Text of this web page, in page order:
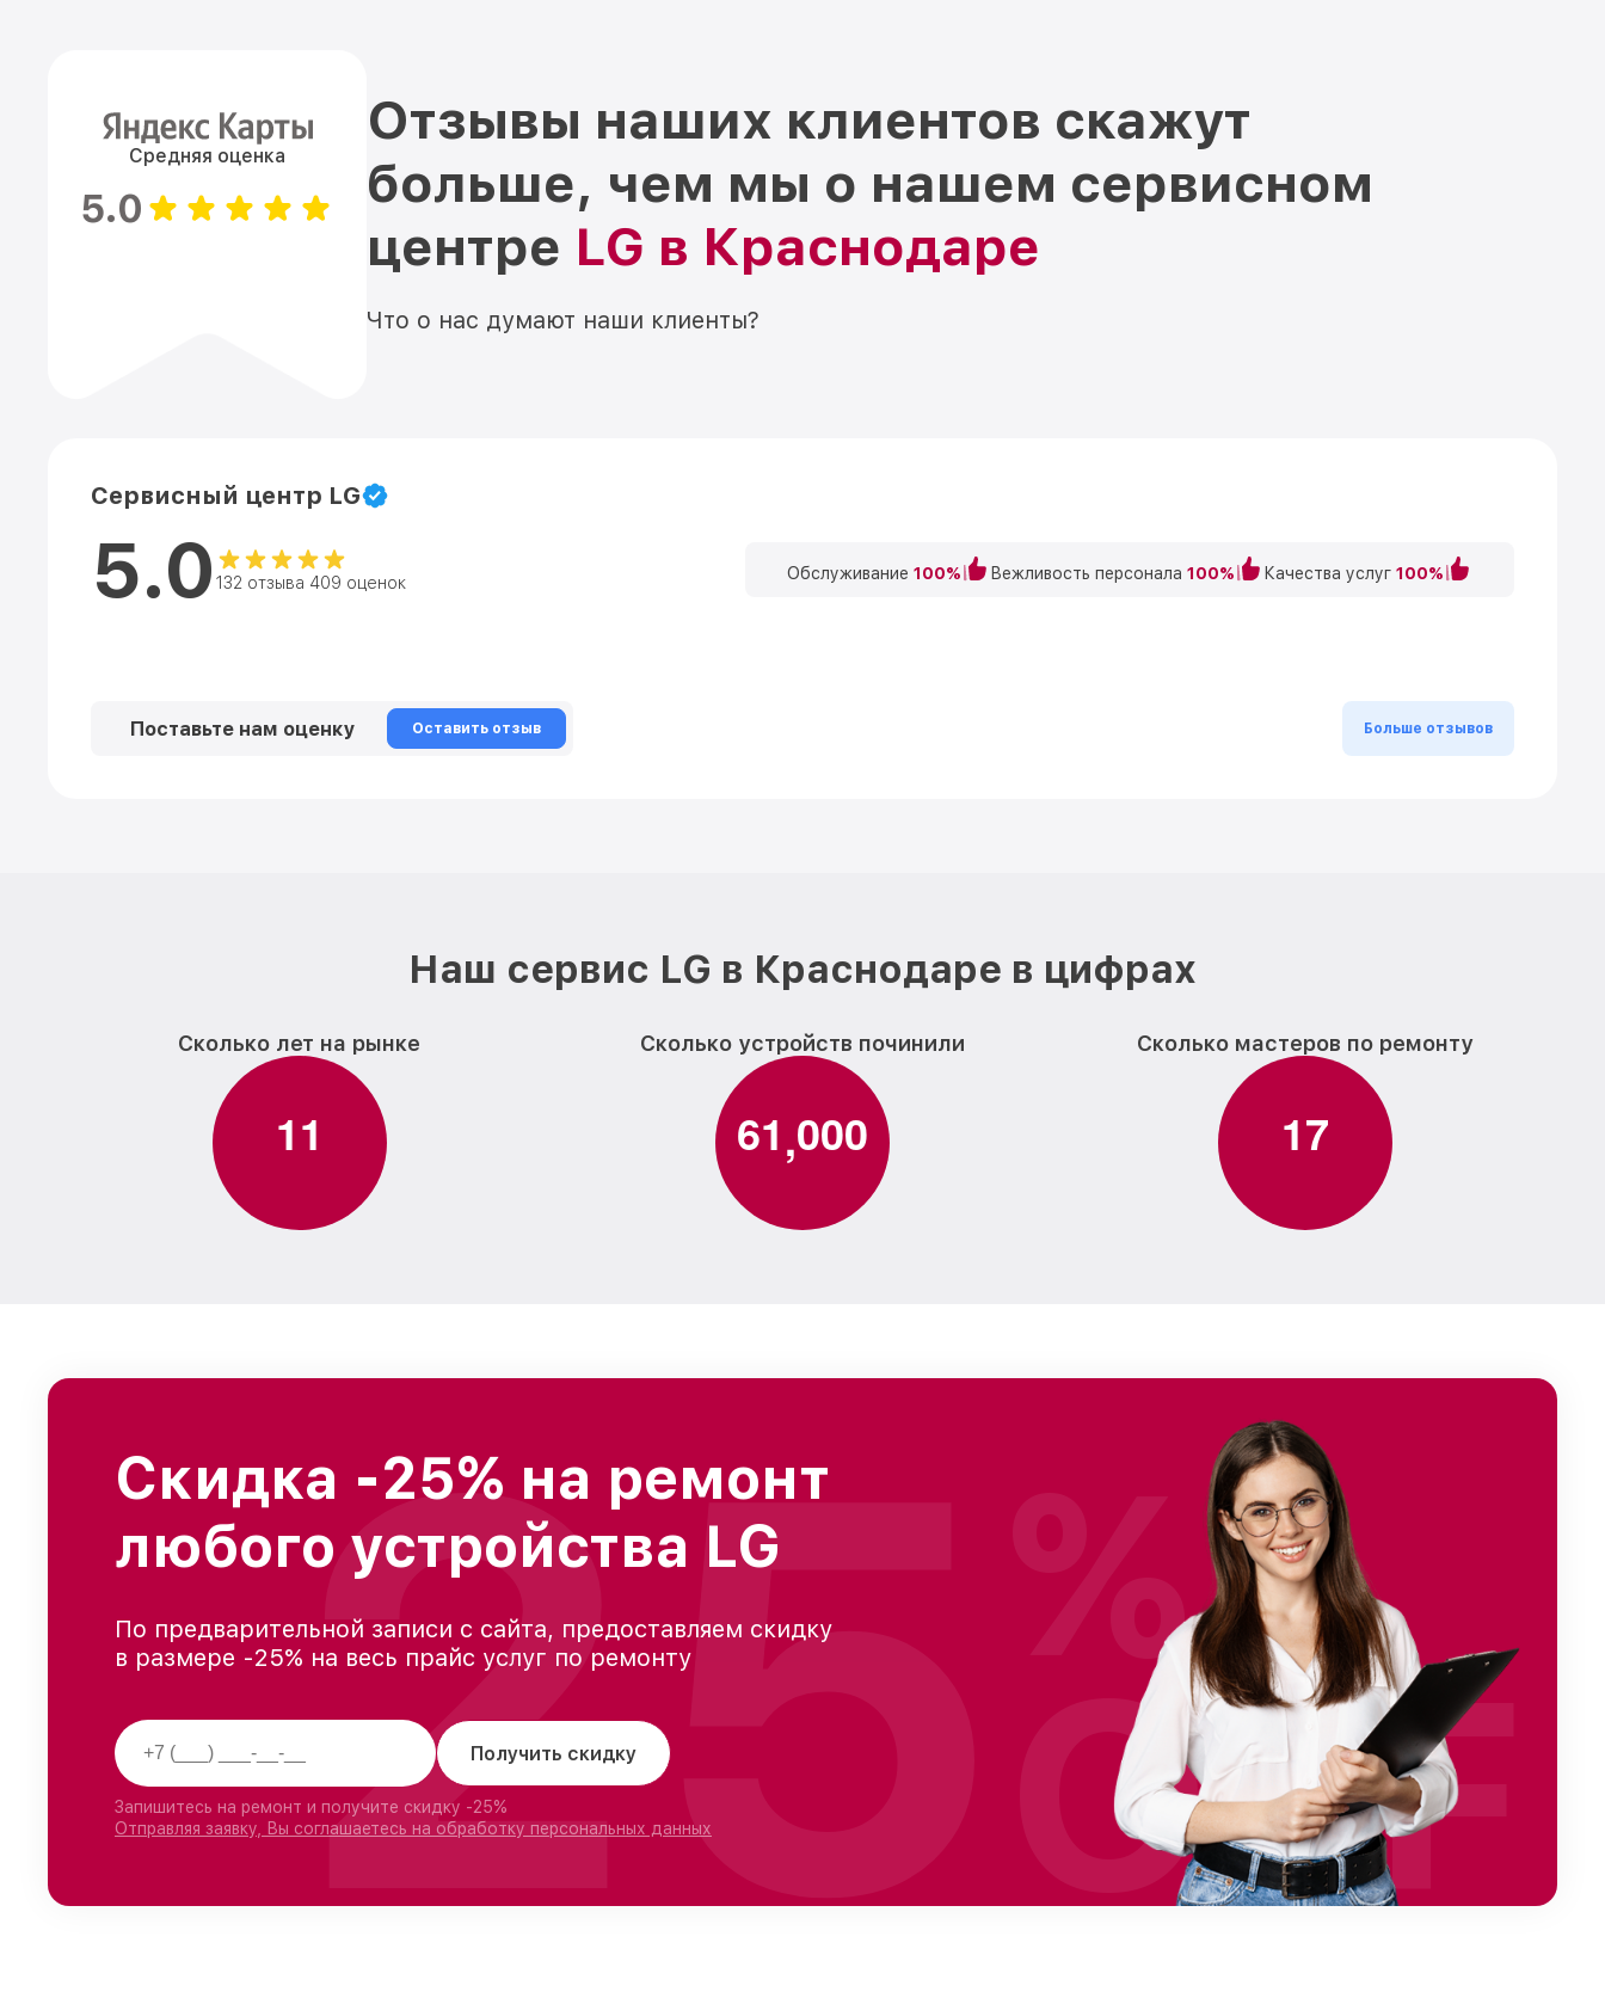
Средняя оценка
5.0
Отзывы наших клиентов скажут
больше, чем мы о нашем сервисном
центре LG в Краснодаре
Что о нас думают наши клиенты?
Сервисный центр LG
5.0 132 отзыва 409 оценок Обслуживание 100% Вежливость персонала 100% Качества услуг 100%
Поставьте нам оценку Оставить отзыв Больше отзывов
Наш сервис LG в Краснодаре в цифрах
Сколько лет на рынке
11
Сколько устройств починили
61,000
Сколько мастеров по ремонту
17
Скидка -25% на ремонт
любого устройства LG
По предварительной записи с сайта, предоставляем скидку
в размере -25% на весь прайс услуг по ремонту
Получить скидку
Запишитесь на ремонт и получите скидку -25%
Отправляя заявку, Вы соглашаетесь на обработку персональных данных
25 %
OFF